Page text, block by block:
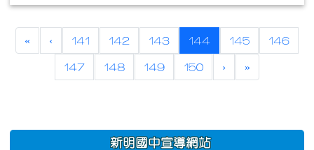
« ‹ 141 142 143 144 (current)
145 146
147 148 149 150 › »
:::
新明國中宣導網站